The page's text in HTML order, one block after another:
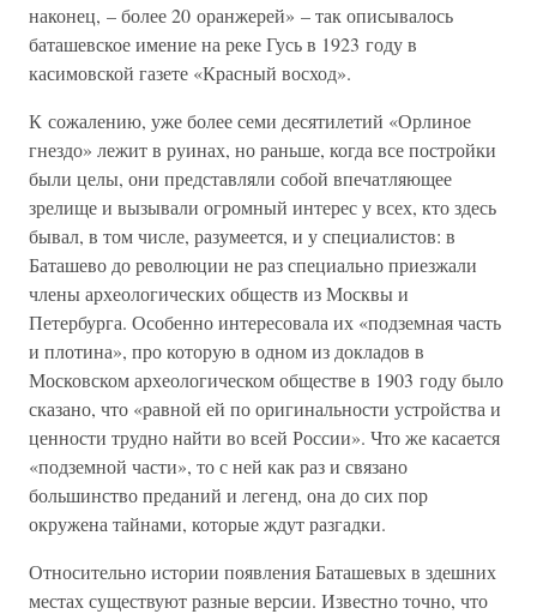
наконец, – более 20 оранжерей» – так описывалось
баташевское имение на реке Гусь в 1923 году в
касимовской газете «Красный восход».
К сожалению, уже более семи десятилетий «Орлиное
гнездо» лежит в руинах, но раньше, когда все постройки
были целы, они представляли собой впечатляющее
зрелище и вызывали огромный интерес у всех, кто здесь
бывал, в том числе, разумеется, и у специалистов: в
Баташево до революции не раз специально приезжали
члены археологических обществ из Москвы и
Петербурга. Особенно интересовала их «подземная часть
и плотина», про которую в одном из докладов в
Московском археологическом обществе в 1903 году было
сказано, что «равной ей по оригинальности устройства и
ценности трудно найти во всей России». Что же касается
«подземной части», то с ней как раз и связано
большинство преданий и легенд, она до сих пор
окружена тайнами, которые ждут разгадки.
Относительно истории появления Баташевых в здешних
местах существуют разные версии. Известно точно, что